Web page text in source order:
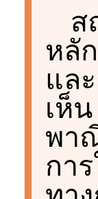
ส
หลั
แล
เห็
พา
กา